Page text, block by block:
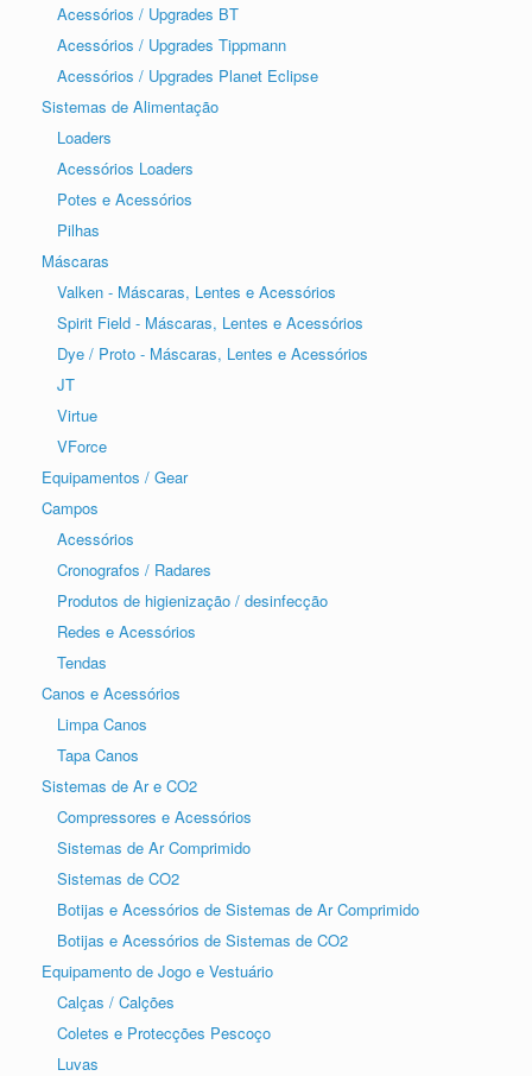
Acessórios / Upgrades BT
Acessórios / Upgrades Tippmann
Acessórios / Upgrades Planet Eclipse
Sistemas de Alimentação
Loaders
Acessórios Loaders
Potes e Acessórios
Pilhas
Máscaras
Valken - Máscaras, Lentes e Acessórios
Spirit Field - Máscaras, Lentes e Acessórios
Dye / Proto - Máscaras, Lentes e Acessórios
JT
Virtue
VForce
Equipamentos / Gear
Campos
Acessórios
Cronografos / Radares
Produtos de higienização / desinfecção
Redes e Acessórios
Tendas
Canos e Acessórios
Limpa Canos
Tapa Canos
Sistemas de Ar e CO2
Compressores e Acessórios
Sistemas de Ar Comprimido
Sistemas de CO2
Botijas e Acessórios de Sistemas de Ar Comprimido
Botijas e Acessórios de Sistemas de CO2
Equipamento de Jogo e Vestuário
Calças / Calções
Coletes e Protecções Pescoço
Luvas